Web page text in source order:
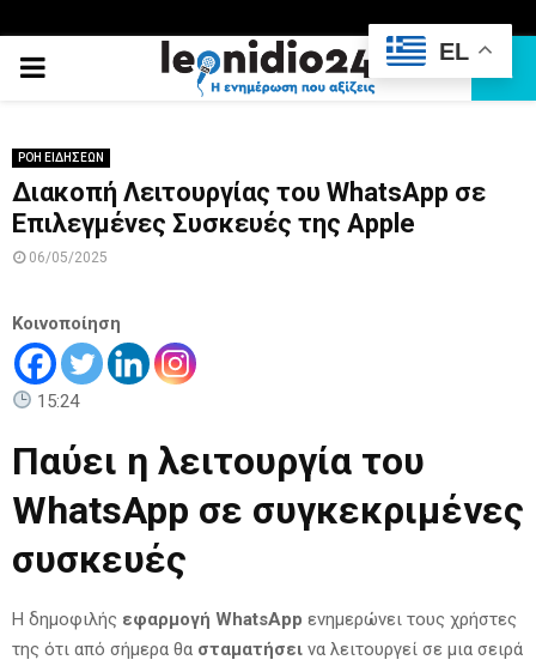
PRIMARY
ΡΟΗ ΕΙΔΗΣΕΩΝ
Διακοπή Λειτουργίας του WhatsApp σε
Επιλεγμένες Συσκευές της Apple
06/05/2025
Κοινοποίηση
15:24
Παύει η λειτουργία του
WhatsApp σε συγκεκριμένες
συσκευές
Η δημοφιλής εφαρμογή WhatsApp ενημερώνει τους χρήστες
της ότι από σήμερα θα σταματήσει να λειτουργεί σε μια σειρά
EL